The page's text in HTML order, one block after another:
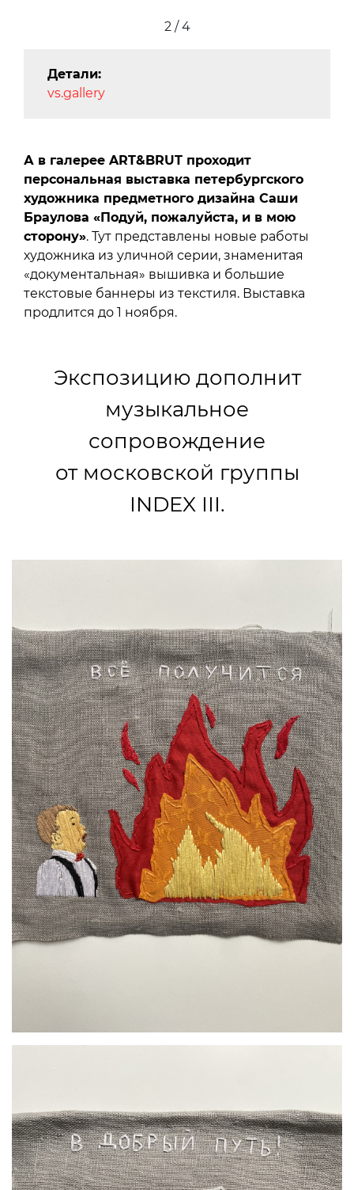
2 / 4
Детали:
vs.gallery
А в галерее ART&BRUT проходит
персональная выставка петербургского
художника предметного дизайна Саши
Браулова «Подуй, пожалуйста, и в мою
сторону». Тут представлены новые работы
художника из уличной серии, знаменитая
«документальная» вышивка и большие
текстовые баннеры из текстиля. Выставка
продлится до 1 ноября.
Экспозицию дополнит
музыкальное
сопровождение
от московской группы
INDEX III.